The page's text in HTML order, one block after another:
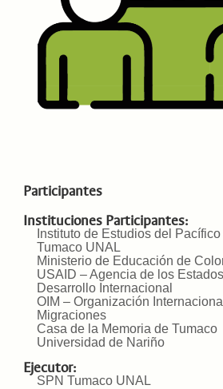
Participantes
Instituciones Participantes:
Instituto de Estudios del
Tumaco UNAL
Ministerio de Educación de
USAID – Agencia de los
Desarrollo Internacional
OIM – Organización
Migraciones
Casa de la Memoria de Tumaco
Universidad de Nariño
Ejecutor:
SPN Tumaco UNAL